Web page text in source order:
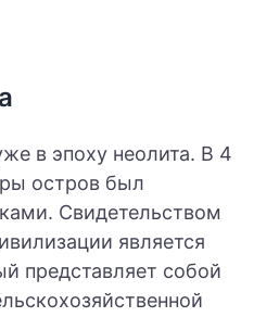
в эпоху неолита. В 4
остров был
Свидетельством
является
представляет собой